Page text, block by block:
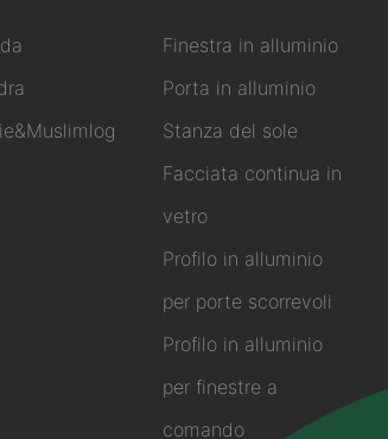
Finestra in alluminio
Porta in alluminio
Stanza del sole
Facciata continua in
vetro
Profilo in alluminio
per porte scorrevoli
Profilo in alluminio
per finestre a
comando